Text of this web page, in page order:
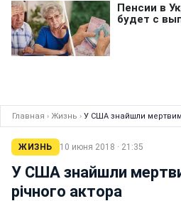
Главная › Жизнь › У США знайшли мертвим
ЖИЗНЬ 10 июня 2018 · 21:35
У США знайшли
річного актора